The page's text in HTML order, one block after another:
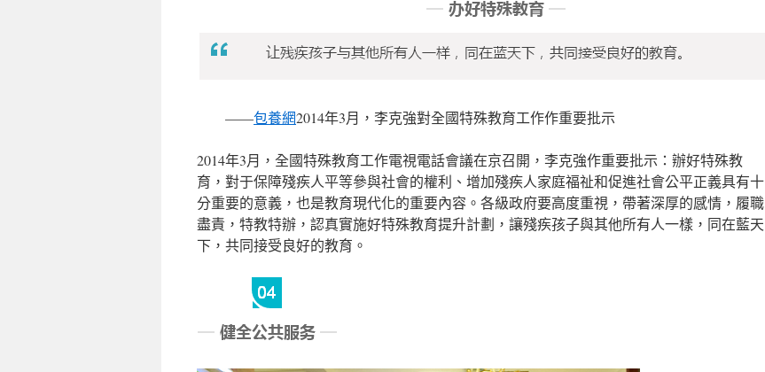
——包養網2014年3月，李克強對全國特殊教育工作作重要批示
2014年3月，全國特殊教育工作電視電話會議在京召開，李克強作重要批示：辦好特殊教
育，對于保障殘疾人平等參與社會的權利、增加殘疾人家庭福祉和促進社會公平正義具有十
分重要的意義，也是教育現代化的重要內容。各級政府要高度重視，帶著深厚的感情，履職
盡責，特教特辦，認真實施好特殊教育提升計劃，讓殘疾孩子與其他所有人一樣，同在藍天
下，共同接受良好的教育。